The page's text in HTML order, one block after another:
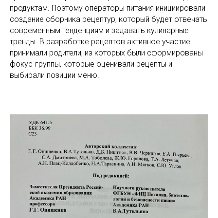
продуктам. Поэтому операторы питания инициировали
создание сборника рецептур, который будет отвечать
современным тенденциям и задавать кулинарные
тренды. В разработке рецептов активное участие
принимали родители, из которых были сформированы
фокус-группы, которые оценивали рецепты и
выбирали позиции меню.